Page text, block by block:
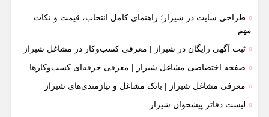
طراحی سایت در شیراز؛ راهنمای کامل انتخاب، قیمت و نکات
مهم
ثبت آگهی رایگان در شیراز | معرفی کسب‌وکار در مشاغل شیراز
صفحه اختصاصی مشاغل شیراز | معرفی حرفه‌ای کسب‌وکارها
معرفی مشاغل شیراز | بانک مشاغل و نیازمندی‌های شیراز
لیست دفاتر پیشخوان شیراز